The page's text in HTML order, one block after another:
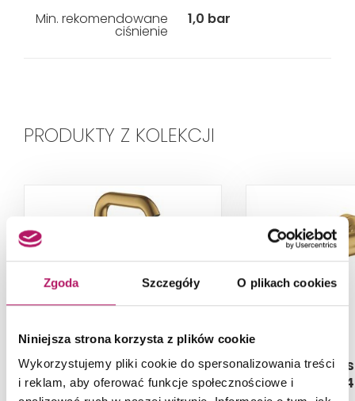
Zgoda Szczegóły O plikach cookies
Niniejsza strona korzysta z plików cookie
Wykorzystujemy pliki cookie do spersonalizowania treści
i reklam, aby oferować funkcje społecznościowe i
Min. rekomendowane
ciśnienie
1,0 bar
PRODUKTY Z KOLEKCJI
Grohe Essence 24174GN1
Grohe